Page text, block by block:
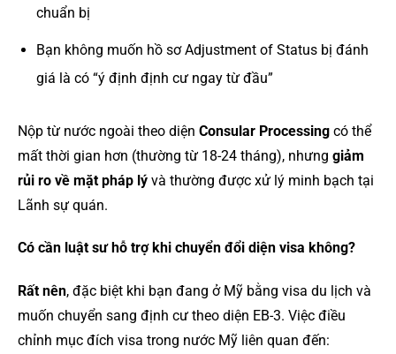
chuẩn bị
Bạn không muốn hồ sơ Adjustment of Status bị đánh
giá là có “ý định định cư ngay từ đầu”
Nộp từ nước ngoài theo diện Consular Processing có thể
mất thời gian hơn (thường từ 18-24 tháng), nhưng giảm
rủi ro về mặt pháp lý và thường được xử lý minh bạch tại
Lãnh sự quán.
Có cần luật sư hỗ trợ khi chuyển đổi diện visa không?
Rất nên, đặc biệt khi bạn đang ở Mỹ bằng visa du lịch và
muốn chuyển sang định cư theo diện EB-3. Việc điều
chỉnh mục đích visa trong nước Mỹ liên quan đến: